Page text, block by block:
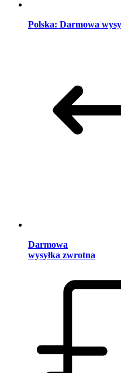
Polska: Darmowa
Darmowa
wysyłka zwrotna